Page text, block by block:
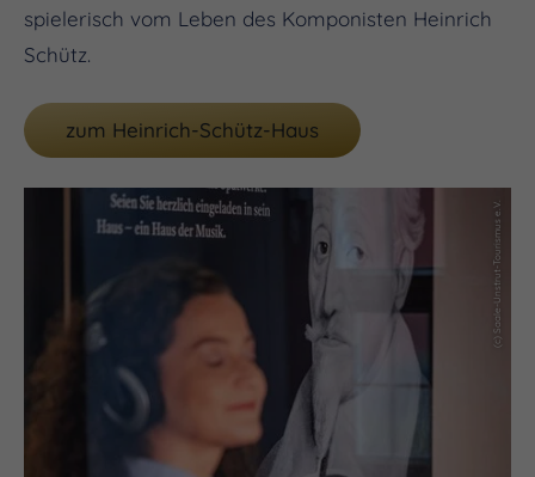
spielerisch vom Leben des Komponisten Heinrich
Schütz.
zum Heinrich-Schütz-Haus
(c) Saale-Unstrut-Tourismus e.V.